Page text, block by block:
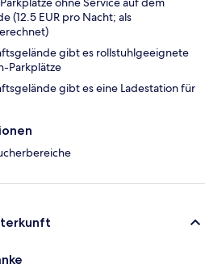
(12.5 EUR pro Nacht; als
gibt es rollstuhlgeeignete
Parkplätze
gibt es eine Ladestation für